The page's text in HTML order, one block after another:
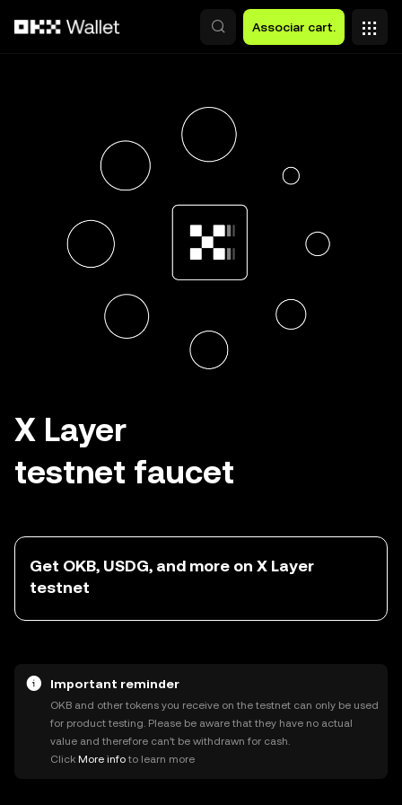
Associar cart.
X Layer
testnet faucet
Get OKB, USDG, and more on X Layer
testnet
Important reminder
OKB and other tokens you receive on the testnet can only be used
for product testing. Please be aware that they have no actual
value and therefore can’t be withdrawn for cash.
Click More info to learn more